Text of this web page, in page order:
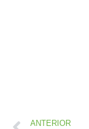
ANTERIOR